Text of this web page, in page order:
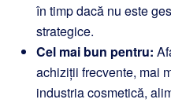
în timp dacă nu este
strategice.
Cel mai bun pentru:
achiziții frecvente, mai
industria cosmetică,